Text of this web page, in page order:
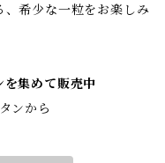
希少な一粒をお楽しみ
集めて販売中
ンから